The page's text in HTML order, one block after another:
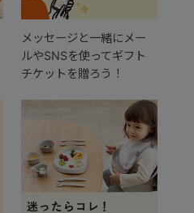
メッセージと一緒にメー
ルやSNSを使ってギフト
チケットを贈ろう！